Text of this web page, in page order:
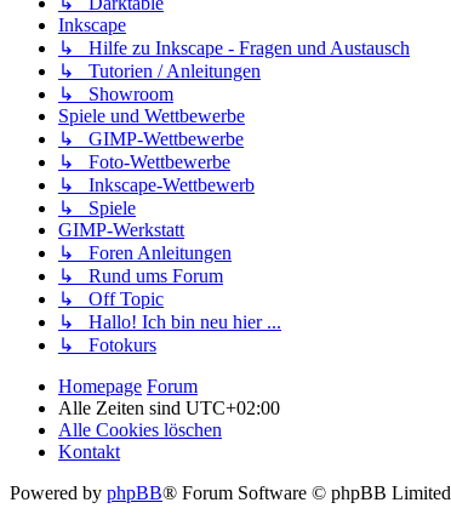
Inkscape
↳ Hilfe zu Inkscape - Fragen und Austausch
↳ Tutorien / Anleitungen
↳ Showroom
Spiele und Wettbewerbe
↳ GIMP-Wettbewerbe
↳ Foto-Wettbewerbe
↳ Inkscape-Wettbewerb
↳ Spiele
GIMP-Werkstatt
↳ Foren Anleitungen
↳ Rund ums Forum
↳ Off Topic
↳ Hallo! Ich bin neu hier ...
↳ Fotokurs
Homepage Forum
Alle Zeiten sind UTC+02:00
Alle Cookies löschen
Kontakt
Powered by phpBB® Forum Software © phpBB Limited